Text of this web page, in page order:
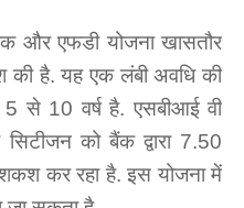
और एफडी योजना खासतौर
की है. यह एक लंबी अवधि की
से 10 वर्ष है. एसबीआई वी
को बैंक द्वारा 7.50
कर रहा है. इस योजना में